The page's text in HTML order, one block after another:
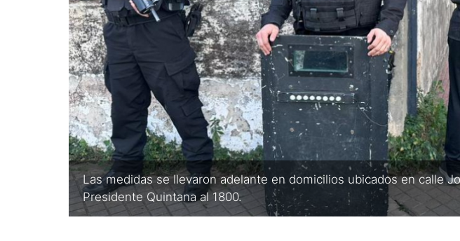
Las medidas se llevaron adelante en domicilios ubicados en calle
Presidente Quintana al 1800.